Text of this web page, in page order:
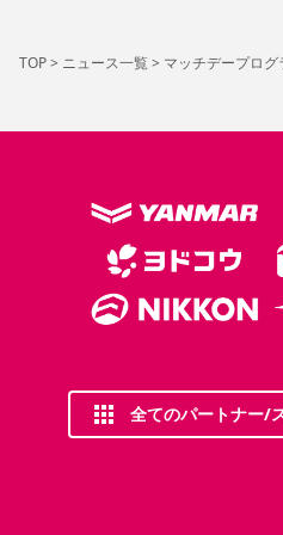
TOP> ニュース一覧> マッチデープロ
全てのパートナー/